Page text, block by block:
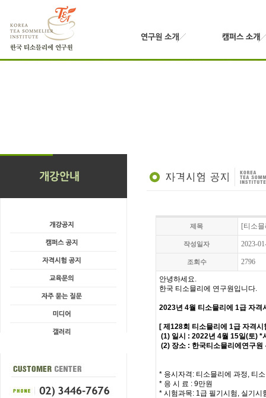
제목 [티소
작성일자 2023-
조회수 2796
안녕하세요.
한국 티소믈리에 연구원입니다.
2023년 4월 티소믈리에 1급 자격
[ 제128회 티소믈리에 1급 자격시
(1) 일시 : 2022년 4월 15일(토) *
(2) 장소 : 한국티소믈리에연구원
* 응시자격: 티소믈리에 과정, 티
* 응 시 료 : 9만원
* 시험과목: 1급 필기시험, 실기시